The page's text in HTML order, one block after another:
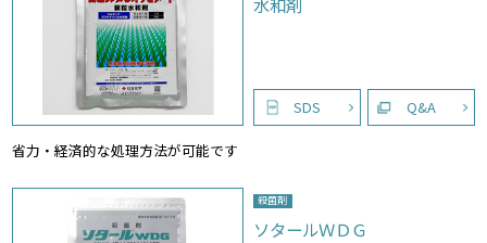
SDS Q&A
省力・経済的な処理方法が可能です
殺菌剤
ソタールＷＤＧ